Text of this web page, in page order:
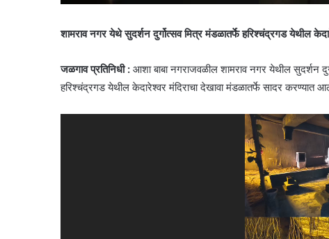
शामराव नगर येथे सुदर्शन दुर्गोत्सव मित्र मंडळातर्फे हरिश्चंद्रगड येथील
जळगाव प्रतिनिधी : आशा बाबा नगराजवळील शामराव नगर येथील सुदर्शन
हरिश्चंद्रगड येथील केदारेश्वर मंदिराचा देखावा मंडळातर्फे सादर करण्यात